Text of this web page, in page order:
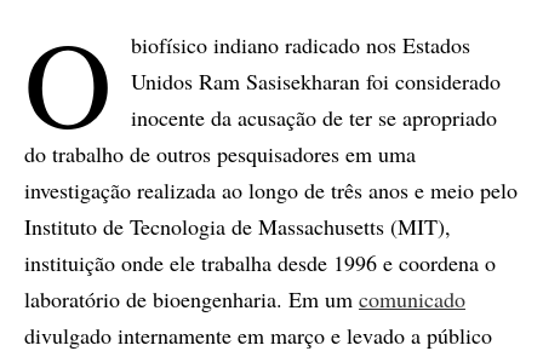
O
biofísico indiano radicado nos Estados
Unidos Ram Sasisekharan foi considerado
inocente da acusação de ter se apropriado
do trabalho de outros pesquisadores em uma
investigação realizada ao longo de três anos e meio pelo
Instituto de Tecnologia de Massachusetts (MIT),
instituição onde ele trabalha desde 1996 e coordena o
laboratório de bioengenharia. Em um comunicado
divulgado internamente em março e levado a público